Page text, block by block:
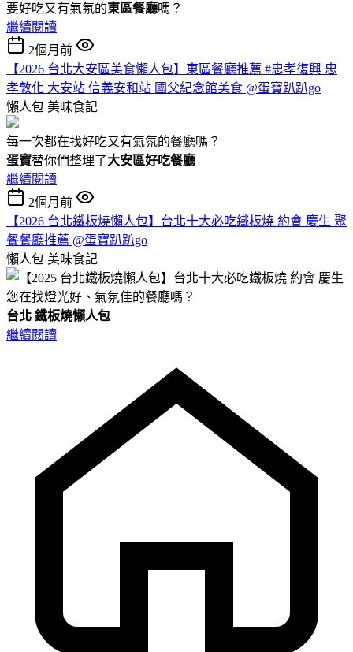
要好吃又有氣氛的東區餐廳嗎？
繼續閱讀
2個月前
【2026 台北大安區美食懶人包】東區餐廳推薦 #忠孝復興 忠
孝敦化 大安站 信義安和站 國父紀念館美食 @蛋寶趴趴go
懶人包 美味食記
每一次都在找好吃又有氣氛的餐廳嗎？
蛋寶替你們整理了大安區好吃餐廳
繼續閱讀
2個月前
【2026 台北鐵板燒懶人包】台北十大必吃鐵板燒 約會 慶生 聚
餐餐廳推薦 @蛋寶趴趴go
懶人包 美味食記
您在找燈光好、氣氛佳的餐廳嗎？
台北 鐵板燒懶人包
繼續閱讀